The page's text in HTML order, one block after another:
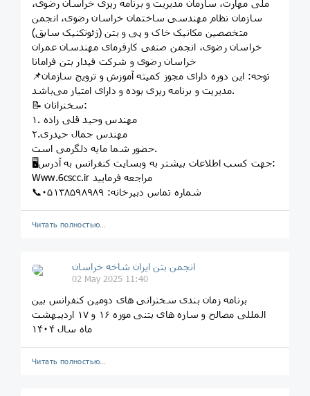
ملی مهارت، سازمان مدیریت و برنامه ریزی خراسان رضوی،
سازمان نظام مهندسی ساختمان خراسان رضوی، انجمن
متخصصین مکانیک خاک و پی و بتن (ژئوتکنیک سابق)
خراسان رضوی، انجمن صنفی کارفرمای مهندسان عمران
خراسان رضوی و شرکت فیدار بتن فرامانا
📌توجه: این دوره دارای مجوز کمیته آموزش و ترویج سازمان
مدیریت و برنامه ریزی بوده و دارای امتیاز می‌باشد.
📝 سخنرانان:
۱. مهندس وحید قلی زاده
۲.مهندس جمال حیدری
حضور شما مایه دلگرمی است.
🖥جهت کسب اطلاعات بیشتر به وبسایت کنفرانس به آدرس:
Www.6cscc.ir مراجعه فرمایید
📞شماره تماس دبیرخانه: ۰۵۱۳۸۵۹۸۹۸۹
Читать полностью…
انجمن بتن ایران شاخه خراسان
02 May 2025 11:40
برنامه زمان بندی سخنرانی های دومین کنفرانس بین
المللی مصالح و سازه های بتنی موزه ۱۶ و ۱۷ اردیبهشت
ماه سال ۱۴۰۴
Читать полностью…